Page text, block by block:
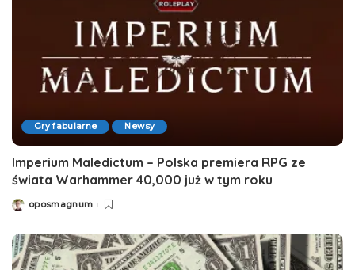
Gry fabularne Newsy
Imperium Maledictum – Polska premiera RPG ze
świata Warhammer 40,000 już w tym roku
Postedoposmagnum